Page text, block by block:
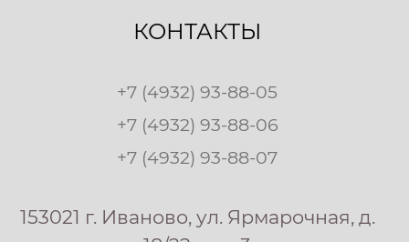
КОНТАКТЫ
+7 (4932) 93-88-05
+7 (4932) 93-88-06
+7 (4932) 93-88-07
153021 г. Иваново, ул. Ярмарочная, д.